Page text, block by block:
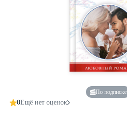
По подписке
0Ещё нет оценок